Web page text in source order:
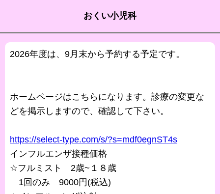
おくい小児科
2026年度は、9月末から予約する予定です。
ホームページはこちらになります。診療の変更な
どを掲示しますので、確認して下さい。
https://select-type.com/s/?s=mdf0egnST4s
インフルエンザ接種価格
☆フルミスト 2歳~１８歳
1回のみ 9000円(税込)